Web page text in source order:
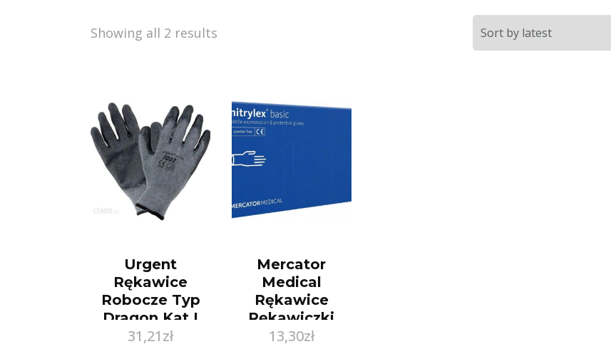
Showing all 2 results
Urgent
Rękawice
Robocze Typ
Dragon Kat.I
Roz.9 12Par
31,21zł
Mercator
Medical
Rękawice
Rękawiczki
Nitrylowe
13,30zł